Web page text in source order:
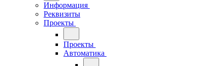
Информация
Реквизиты
Проекты
Проекты
Автоматика